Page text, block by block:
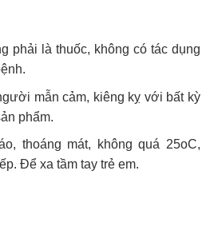
phải là thuốc, không có tác dụng
mẫn cảm, kiêng kỵ với bất kỳ
phẩm.
thoáng mát, không quá 25oC,
Để xa tầm tay trẻ em.